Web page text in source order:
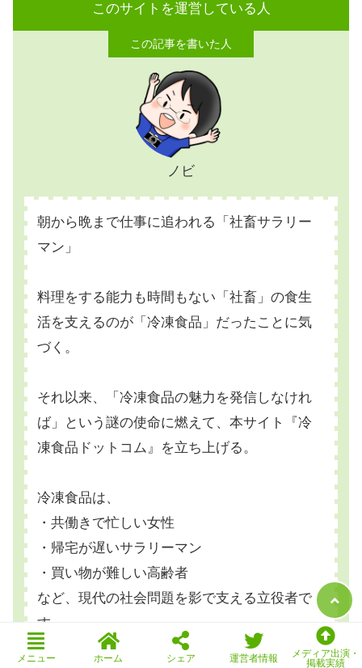
このサイトを運営している人
ノビ
朝から晩まで仕事に追われる「社畜サラリー
マン」
料理をする能力も時間もない「社畜」の食生
活を支えるのが「冷凍食品」だったことに気
づく。
それ以来、「冷凍食品の魅力を発信しなけれ
ば」という謎の使命に燃えて、本サイト『冷
凍食品ドットコム』を立ち上げる。
冷凍食品は、
・共働きで忙しい女性
・帰宅が遅いサラリーマン
・買い物が難しい高齢者
など、現代の社会問題を影で支える立役者で
す。
メニュー ホーム シェア 運営者情報
メディア出演・
掲載実績